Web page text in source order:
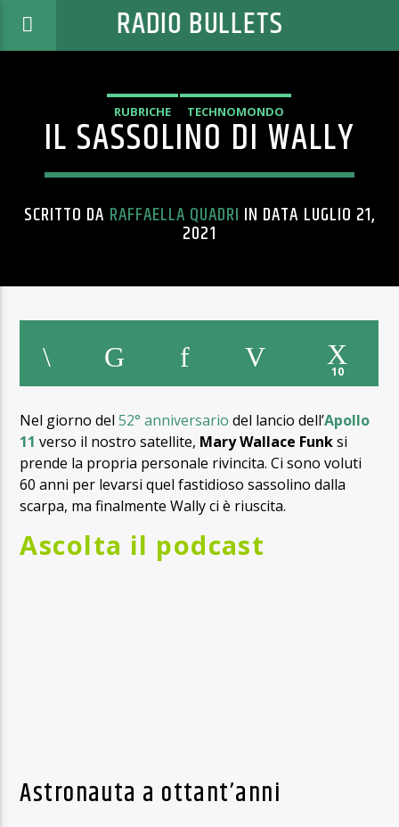
RADIO BULLETS
RUBRICHE TECHNOMONDO
IL SASSOLINO DI WALLY
SCRITTO DA RAFFAELLA QUADRI IN DATA LUGLIO 21,
2021
10
Nel giorno del52° anniversario del lancio dell’Apollo
11 verso il nostro satellite, Mary Wallace Funksi
prende la propria personale rivincita. Ci sono voluti
60 anni per levarsi quel fastidioso sassolino dalla
scarpa, ma finalmente Wally ci è riuscita.
Ascolta il podcast
Astronauta a ottant’anni